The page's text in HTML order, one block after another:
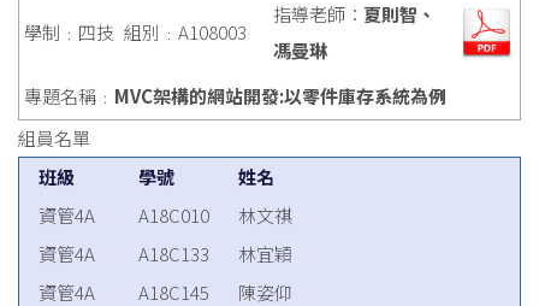
學制﹕四技 組別﹕A108003
指導老師： 夏則智、
馮曼琳
專題名稱﹕ MVC架構的網站開發:以零件庫存系統為例
組員名單
班級
學號
姓名
資管4A
A18C010
林文祺
資管4A
A18C133
林宜穎
資管4A
A18C145
陳姿仰